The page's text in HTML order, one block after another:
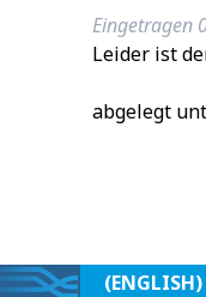
Eingetragen
Leider ist
abgelegt